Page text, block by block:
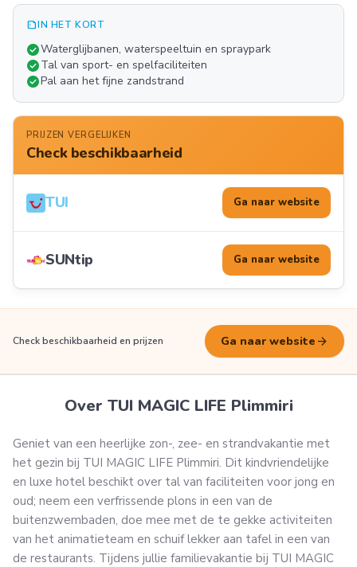
FOTO'S
summarizeIN HET KORT
check_circleWaterglijbanen, waterspeeltuin en spraypark
check_circleTal van sport- en spelfaciliteiten
check_circlePal aan het fijne zandstrand
PRIJZEN VERGELIJKEN
Check beschikbaarheid
TUI Ga naar website
SUNtip Ga naar website
Check beschikbaarheid en prijzen Ga naar website arrow_forward
Over TUI MAGIC LIFE Plimmiri
Geniet van een heerlijke zon-, zee- en strandvakantie met
het gezin bij TUI MAGIC LIFE Plimmiri. Dit kindvriendelijke
en luxe hotel beschikt over tal van faciliteiten voor jong en
oud; neem een verfrissende plons in een van de
buitenzwembaden, doe mee met de te gekke activiteiten
van het animatieteam en schuif lekker aan tafel in een van
de restaurants. Tijdens jullie familievakantie bij TUI MAGIC